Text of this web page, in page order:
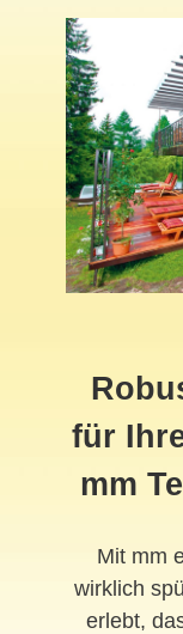
für
mm
Mit mm
wirklich
erlebt,